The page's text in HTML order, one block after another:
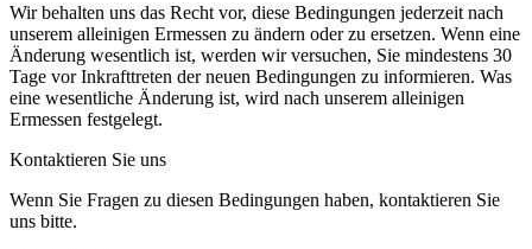
Wir behalten uns das Recht vor, diese Bedingungen jederzeit nach
unserem alleinigen Ermessen zu ändern oder zu ersetzen. Wenn eine
Änderung wesentlich ist, werden wir versuchen, Sie mindestens 30
Tage vor Inkrafttreten der neuen Bedingungen zu informieren. Was
eine wesentliche Änderung ist, wird nach unserem alleinigen
Ermessen festgelegt.
Kontaktieren Sie uns
Wenn Sie Fragen zu diesen Bedingungen haben, kontaktieren Sie
uns bitte.